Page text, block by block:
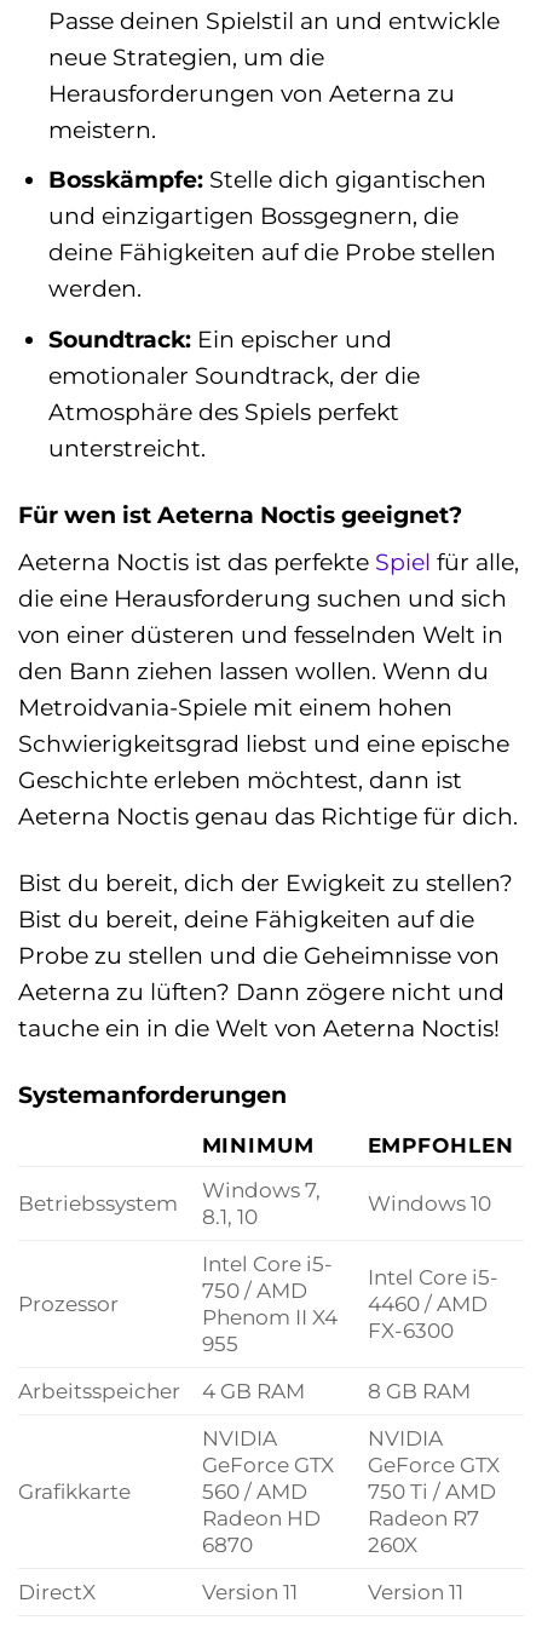
Passe deinen Spielstil an und entwickle
neue Strategien, um die
Herausforderungen von Aeterna zu
meistern.
Bosskämpfe:Stelle dich gigantischen
und einzigartigen Bossgegnern, die
deine Fähigkeiten auf die Probe stellen
werden.
Soundtrack:Ein epischer und
emotionaler Soundtrack, der die
Atmosphäre des Spiels perfekt
unterstreicht.
Für wen ist Aeterna Noctis geeignet?
Aeterna Noctis ist das perfekte Spiel für alle,
die eine Herausforderung suchen und sich
von einer düsteren und fesselnden Welt in
den Bann ziehen lassen wollen. Wenn du
Metroidvania-Spiele mit einem hohen
Schwierigkeitsgrad liebst und eine epische
Geschichte erleben möchtest, dann ist
Aeterna Noctis genau das Richtige für dich.
Bist du bereit, dich der Ewigkeit zu stellen?
Bist du bereit, deine Fähigkeiten auf die
Probe zu stellen und die Geheimnisse von
Aeterna zu lüften? Dann zögere nicht und
tauche ein in die Welt von Aeterna Noctis!
Systemanforderungen
MINIMUM EMPFOHLEN
Betriebssystem
Windows 7,
8.1, 10
Windows 10
Prozessor
Intel Core i5-
750 / AMD
Phenom II X4
955
Intel Core i5-
4460 / AMD
FX-6300
Arbeitsspeicher 4 GB RAM 8 GB RAM
Grafikkarte
NVIDIA
GeForce GTX
560 / AMD
Radeon HD
6870
NVIDIA
GeForce GTX
750 Ti / AMD
Radeon R7
260X
DirectX
Version 11
Version 11